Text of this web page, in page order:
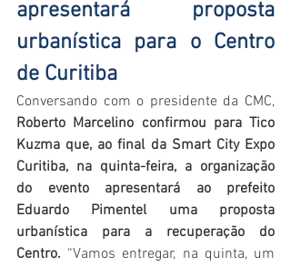
apresentará proposta
urbanística para o Centro
de Curitiba
Roberto Marcelino confirmou para Tico
Kuzma que, ao final da Smart City Expo
Curitiba, na quinta-feira, a organização
do evento apresentará ao prefeito
Eduardo Pimentel uma proposta
urbanística para a recuperação do
Centro. “Vamos entregar, na quinta, um